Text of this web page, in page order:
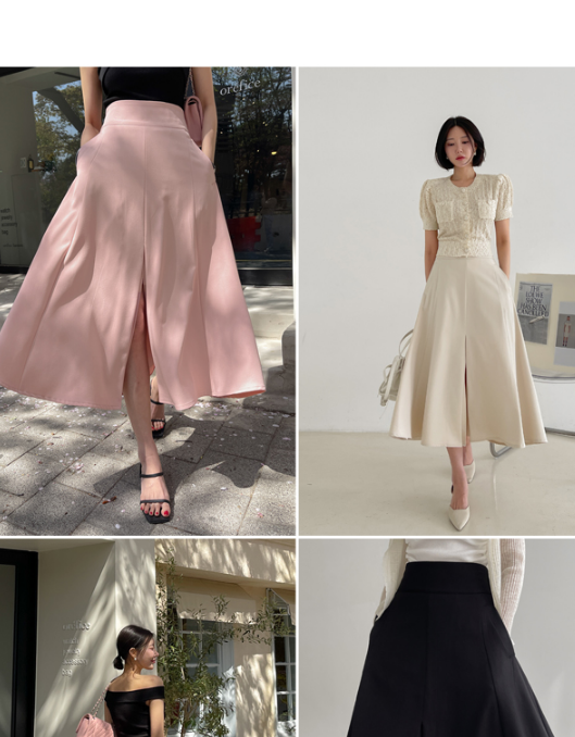
장바구니 쿠폰
가능 쿠폰
습니다.
품이에요
세요?